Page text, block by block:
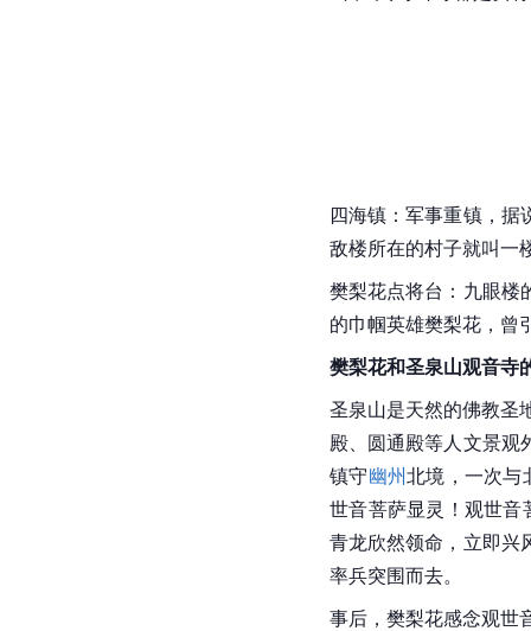
四海镇：军事重镇，据
敌楼所在的村子就叫一
樊梨花点将台：九眼楼
的巾帼英雄樊梨花，曾
樊梨花和圣泉山观音寺
圣泉山是天然的佛教圣
殿 、圆通殿等人文景
镇守幽州北境，一次与
世音菩萨显灵！观世音
青龙欣然领命，立即兴
率兵突围而去。
事后，樊梨花感念观世